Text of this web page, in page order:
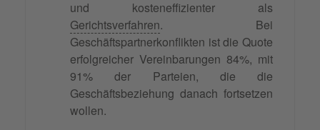
und kosteneffizienter als
Gerichtsverfahren. Bei
Geschäftspartnerkonflikten ist die Quote
erfolgreicher Vereinbarungen 84%, mit
91% der Parteien, die die
Geschäftsbeziehung danach fortsetzen
wollen.